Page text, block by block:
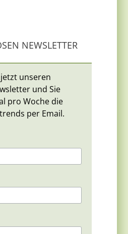
NEWSLETTER
unseren
und Sie
pro Woche die
per Email.